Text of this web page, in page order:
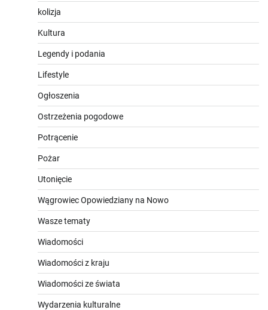
kolizja
Kultura
Legendy i podania
Lifestyle
Ogłoszenia
Ostrzeżenia pogodowe
Potrącenie
Pożar
Utonięcie
Wągrowiec Opowiedziany na Nowo
Wasze tematy
Wiadomości
Wiadomości z kraju
Wiadomości ze świata
Wydarzenia kulturalne